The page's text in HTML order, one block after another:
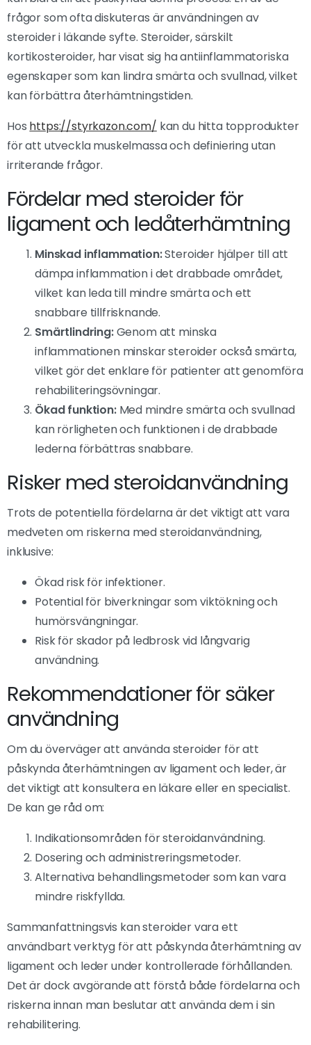
frågor som ofta diskuteras är användningen av
steroider i läkande syfte. Steroider, särskilt
kortikosteroider, har visat sig ha antiinflammatoriska
egenskaper som kan lindra smärta och svullnad, vilket
kan förbättra återhämtningstiden.
Hos https://styrkazon.com/ kan du hitta topprodukter
för att utveckla muskelmassa och definiering utan
irriterande frågor.
Fördelar med steroider för
ligament och ledåterhämtning
Minskad inflammation:Steroider hjälper till att
dämpa inflammation i det drabbade området,
vilket kan leda till mindre smärta och ett
snabbare tillfrisknande.
Smärtlindring:Genom att minska
inflammationen minskar steroider också smärta,
vilket gör det enklare för patienter att genomföra
rehabiliteringsövningar.
Ökad funktion:Med mindre smärta och svullnad
kan rörligheten och funktionen i de drabbade
lederna förbättras snabbare.
Risker med steroidanvändning
Trots de potentiella fördelarna är det viktigt att vara
medveten om riskerna med steroidanvändning,
inklusive:
Ökad risk för infektioner.
Potential för biverkningar som viktökning och
humörsvängningar.
Risk för skador på ledbrosk vid långvarig
användning.
Rekommendationer för säker
användning
Om du överväger att använda steroider för att
påskynda återhämtningen av ligament och leder, är
det viktigt att konsultera en läkare eller en specialist.
De kan ge råd om:
Indikationsområden för steroidanvändning.
Dosering och administreringsmetoder.
Alternativa behandlingsmetoder som kan vara
mindre riskfyllda.
Sammanfattningsvis kan steroider vara ett
användbart verktyg för att påskynda återhämtning av
ligament och leder under kontrollerade förhållanden.
Det är dock avgörande att förstå både fördelarna och
riskerna innan man beslutar att använda dem i sin
rehabilitering.